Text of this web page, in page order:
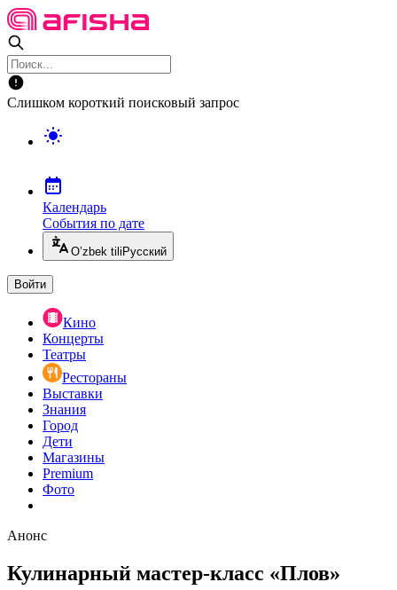
Слишком короткий поисковый запрос
Календарь
События по дате
O’zbek tili Русский
Войти
Кино
Концерты
Театры
Рестораны
Выставки
Знания
Город
Дети
Магазины
Premium
Фото
Анонс
Кулинарный мастер-класс «Плов»